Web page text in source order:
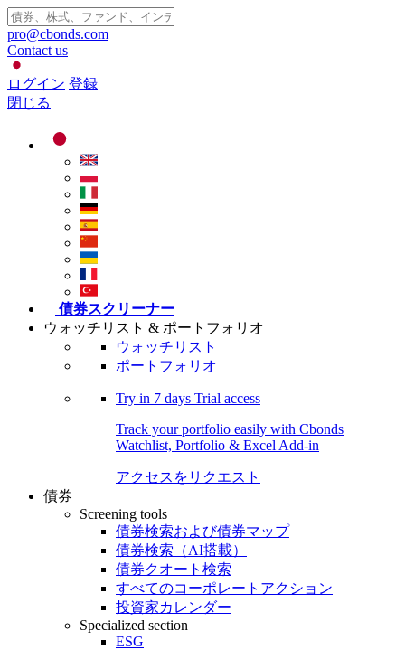
pro@cbonds.com
Contact us
ログイン 登録
閉じる
債券スクリーナー
ウォッチリスト & ポートフォリオ
ウォッチリスト
ポートフォリオ
Try in 7 days Trial access
Track your portfolio easily with Cbonds
Watchlist, Portfolio & Excel Add-in
アクセスをリクエスト
債券
Screening tools
債券検索および債券マップ
債券検索（AI搭載）
債券クオート検索
すべてのコーポレートアクション
投資家カレンダー
Specialized section
ESG